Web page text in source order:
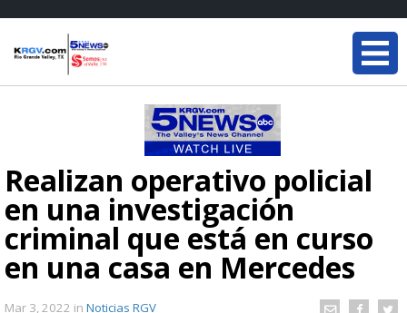
Realizan operativo policial
en una investigación
criminal que está en curso
en una casa en Mercedes
Mar 3, 2022 in Noticias RGV